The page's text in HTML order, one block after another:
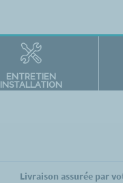
ENTRETIEN
INSTALLATION
Livraison assurée par